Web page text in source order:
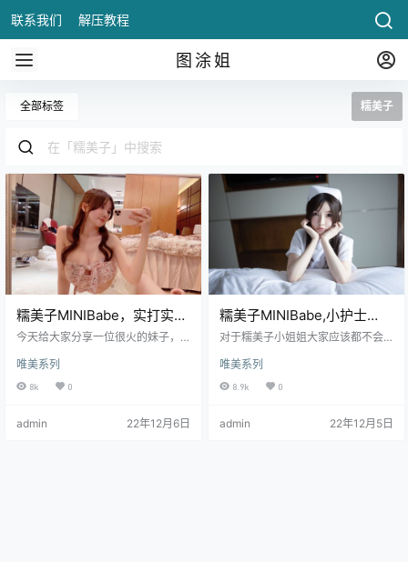
联系我们 解压教程
图涂姐
全部标签 糯美子
糯美子MINIBabe，实打实的
宠粉
今天给大家分享一位很火的妹子，
的，以前也分享过一篇关于她的文
章——糯美子在线迎宾 ，相信很多
所以今天就来给大家好好.
唯美系列
8k 0
admin 22年12月6日
糯美子MINIBabe,小护士
装，非常萝莉
对于糯美子小姐姐大家应该都不会
这是一位集天使的脸蛋和魔鬼身材
于一体的.
唯美系列
8.9k 0
admin 22年12月5日